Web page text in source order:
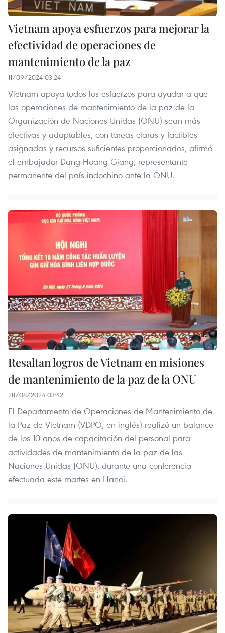
Vietnam apoya esfuerzos para mejorar la
efectividad de operaciones de
mantenimiento de la paz
11/09/2024 03:24
Vietnam apoya todos los esfuerzos para ayudar a que
las operaciones de mantenimiento de la paz de la
Organización de Naciones Unidas (ONU) sean más
efectivas y adaptables, con tareas claras y factibles
asignadas y recursos suficientes proporcionados, afirmó
el embajador Dang Hoang Giang, representante
permanente del país indochino ante la ONU.
Resaltan logros de Vietnam en misiones
de mantenimiento de la paz de la ONU
28/08/2024 03:42
El Departamento de Operaciones de Mantenimiento de
la Paz de Vietnam (VDPO, en inglés) realizó un balance
de los 10 años de capacitación del personal para
actividades de mantenimiento de la paz de las
Naciones Unidas (ONU), durante una conferencia
efectuada este martes en Hanoi.